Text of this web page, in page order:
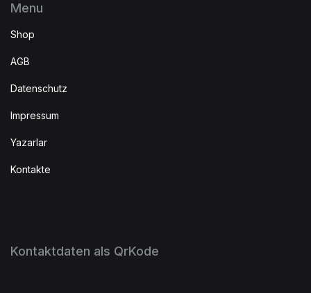
Menu
Shop
AGB
Datenschutz
Impressum
Yazarlar
Kontakte
Kontaktdaten als QrKode